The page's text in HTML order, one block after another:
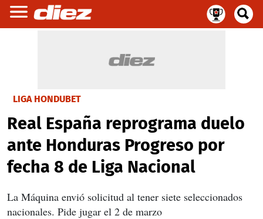
LIGA HONDUBET
Real España reprograma duelo
ante Honduras Progreso por
fecha 8 de Liga Nacional
La Máquina envió solicitud al tener siete seleccionados
nacionales. Pide jugar el 2 de marzo